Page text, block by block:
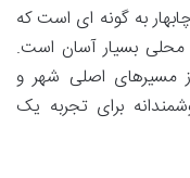
به گونه ای است که
محلی بسیار آسان است.
مسیرهای اصلی شهر و
برای تجربه یک